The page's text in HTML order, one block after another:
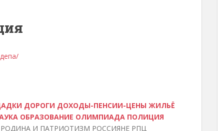
ДОРОГИ ДОХОДЫ-ПЕНСИИ-ЦЕНЫ ЖИЛЬЁ
ОБРАЗОВАНИЕ ОЛИМПИАДА ПОЛИЦИЯ
РОДИНА И ПАТРИОТИЗМ РОССИЯНЕ РПЦ